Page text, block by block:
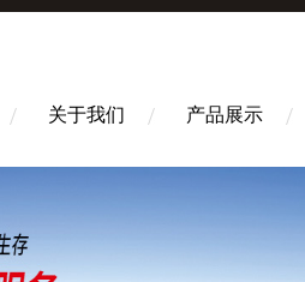
关于我们 产品展示